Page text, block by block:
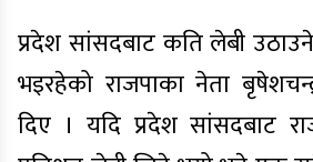
प्रदेश सांसदबाट कति लेबी
भइरहेको राजपाका नेता
दिए । यदि प्रदेश सांसदबाट